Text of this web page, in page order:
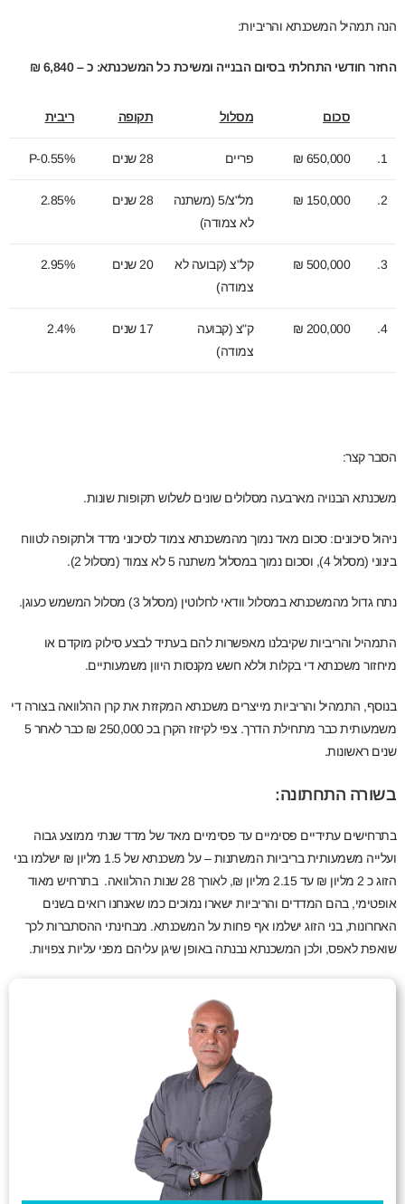
הנה תמהיל המשכנתא והריביות:
החזר חודשי התחלתי בסיום הבנייה ומשיכת כל המשכנתא: כ – 6,840 ₪
סכום מסלול תקופה ריבית
1.
650,000 ₪ פריים 28 שנים P-0.55%
2.
150,000 ₪
מל"צ/5 (משתנה
לא צמודה)
28 שנים 2.85%
3.
500,000 ₪
קל"צ (קבועה לא
צמודה)
20 שנים 2.95%
4.
200,000 ₪
ק"צ (קבועה
צמודה)
17 שנים 2.4%
הסבר קצר:
משכנתא הבנויה מארבעה מסלולים שונים לשלוש תקופות שונות.
ניהול סיכונים: סכום מאד נמוך מהמשכנתא צמוד לסיכוני מדד ולתקופה לטווח
בינוני (מסלול 4), וסכום נמוך במסלול משתנה 5 לא צמוד (מסלול 2).
נתח גדול מהמשכנתא במסלול וודאי לחלוטין (מסלול 3) מסלול המשמש כעוגן.
התמהיל והריביות שקיבלנו מאפשרות להם בעתיד לבצע סילוק מוקדם או
מיחזור משכנתא די בקלות וללא חשש מקנסות היוון משמעותיים.
בנוסף, התמהיל והריביות מייצרים משכנתא המקזזת את קרן ההלוואה בצורה די
משמעותית כבר מתחילת הדרך. צפי לקיזוז הקרן בכ 250,000 ₪ כבר לאחר 5
שנים ראשונות.
בשורה התחתונה:
בתרחישים עתידיים פסימיים עד פסימיים מאד של מדד שנתי ממוצע גבוה
ועלייה משמעותית בריביות המשתנות – על משכנתא של 1.5 מליון ₪ ישלמו בני
הזוג כ 2 מליון ₪ עד 2.15 מליון ₪, לאורך 28 שנות ההלוואה. בתרחיש מאוד
אופטימי, בהם המדדים והריביות ישארו נמוכים כמו שאנחנו רואים בשנים
האחרונות, בני הזוג ישלמו אף פחות על המשכנתא. מבחינתי ההסתברות לכך
שואפת לאפס, ולכן המשכנתא נבנתה באופן שיגן עליהם מפני עליות צפויות.